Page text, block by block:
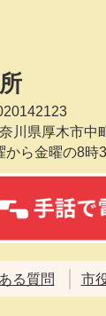
川県厚木市中
ら金曜の8時
る質問 市